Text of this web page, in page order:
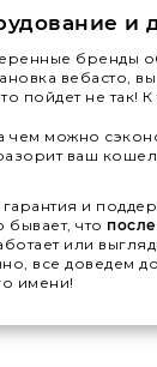
и
бренды
вебасто,
пойдет не так!
можно
ваш
и
бывает, что
или
все доведем
имени!